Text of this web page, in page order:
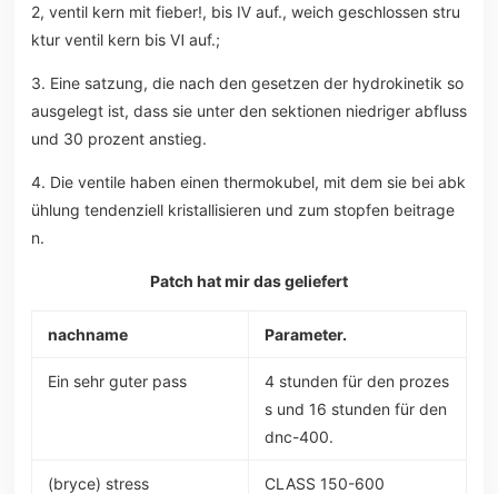
2, ventil kern mit fieber!, bis Ⅳ auf., weich geschlossen stru
ktur ventil kern bis Ⅵ auf.;
3. Eine satzung, die nach den gesetzen der hydrokinetik so
ausgelegt ist, dass sie unter den sektionen niedriger abfluss
und 30 prozent anstieg.
4. Die ventile haben einen thermokubel, mit dem sie bei abk
ühlung tendenziell kristallisieren und zum stopfen beitrage
n.
Patch hat mir das geliefert
nachname Parameter.
Ein sehr guter pass
4 stunden für den prozes
s und 16 stunden für den
dnc-400.
(bryce) stress CLASS 150-600